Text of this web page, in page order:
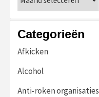
Categorieën
Afkicken
Alcohol
Anti-roken organisaties